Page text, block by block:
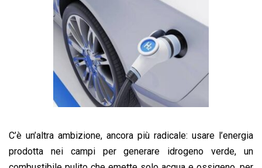
C’è un’altra ambizione, ancora più radicale: usare l’energia
prodotta nei campi per generare idrogeno verde, un